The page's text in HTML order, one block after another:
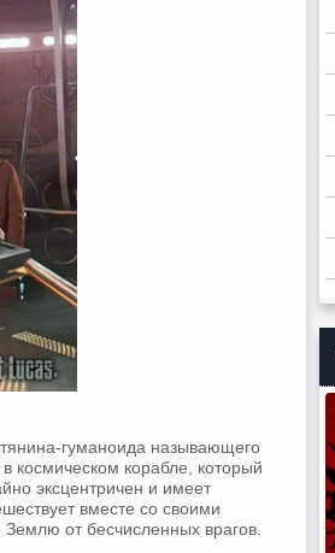
гуманоида называющего
космическом корабле, который
эксцентричен и имеет
вместе со своими
от бесчисленных врагов.